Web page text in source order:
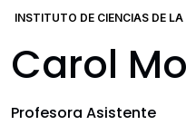
INSTITUTO DE CIENCIAS DE LA
Carol
Profesora Asistente